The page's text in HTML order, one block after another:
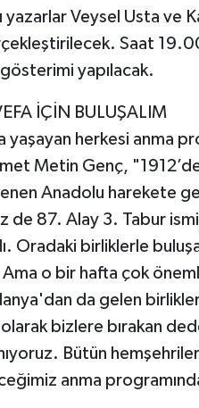
yazarlar Veysel Usta ve
Saat
yapılacak.
İÇİN BULUŞALIM
yaşayan herkesi anma
Metin Genç,
Anadolu harekete
de 87. Alay 3. Tabur
Oradaki birliklerle
o bir hafta çok
da gelen
bizlere bırakan
Bütün
anma